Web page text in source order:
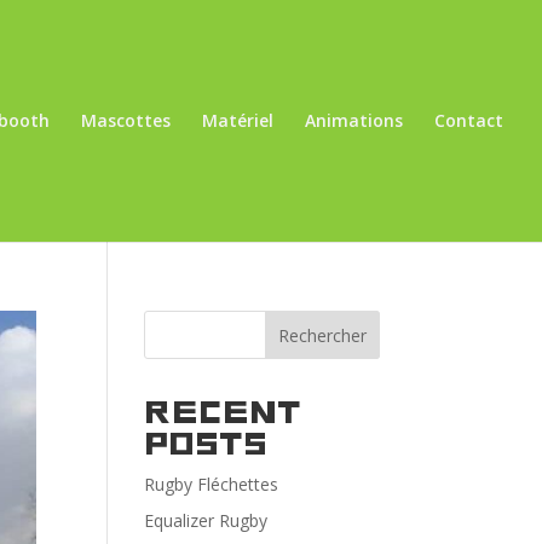
Mascottes Matériel Animations Contact
Rechercher
Recent
Posts
Rugby Fléchettes
Equalizer Rugby